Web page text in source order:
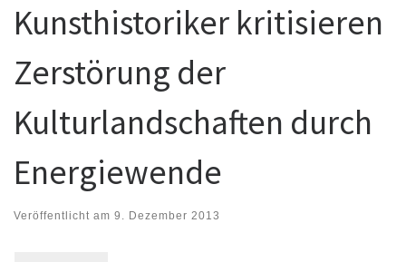
Kunsthistoriker kritisieren
Zerstörung der
Kulturlandschaften durch
Energiewende
Veröffentlicht am 9. Dezember 2013